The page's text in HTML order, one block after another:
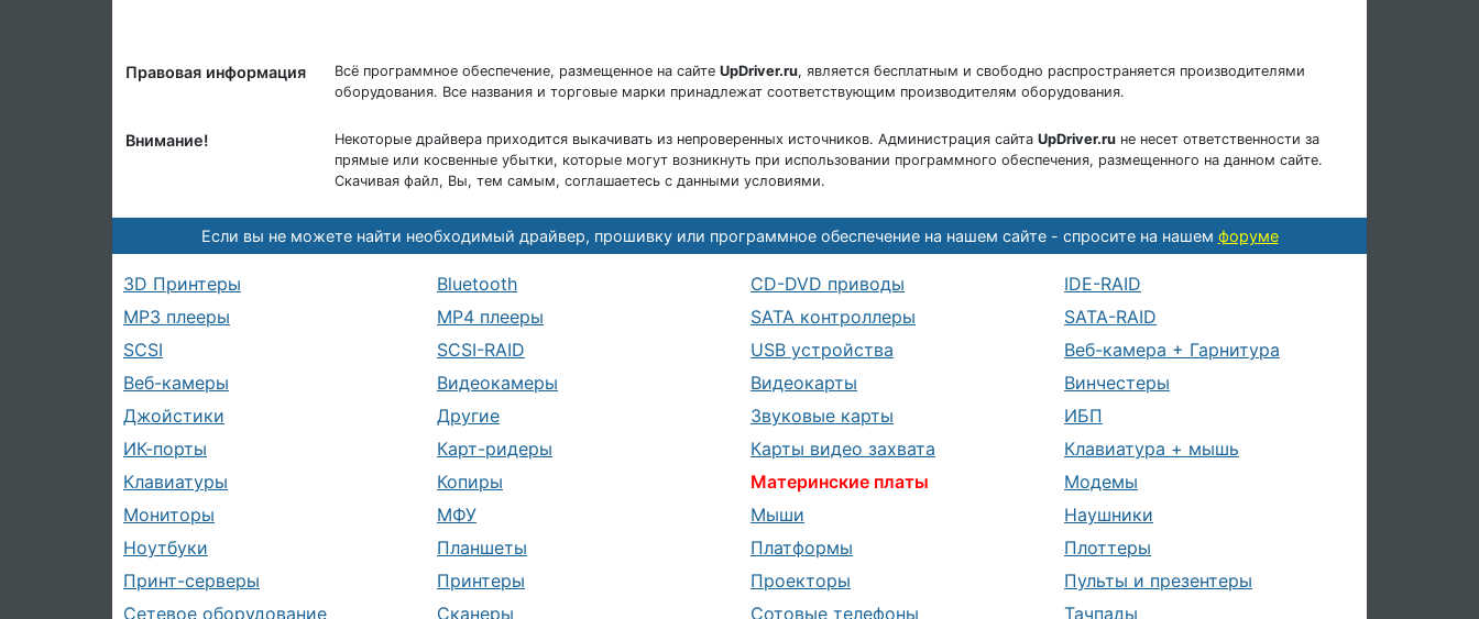
Правовая информация Всё программное обеспечение, размещенное на сайте UpDriver.ru, является бесплатным и свободно распространяется производителями
оборудования. Все названия и торговые марки принадлежат соответствующим производителям оборудования.
Внимание! Некоторые драйвера приходится выкачивать из непроверенных источников. Администрация сайта UpDriver.ru не несет ответственности за
прямые или косвенные убытки, которые могут возникнуть при использовании программного обеспечения, размещенного на данном сайте.
Скачивая файл, Вы, тем самым, соглашаетесь с данными условиями.
Если вы не можете найти необходимый драйвер, прошивку или программное обеспечение на нашем сайте - спросите на нашем форуме
3D Принтеры Bluetooth CD-DVD приводы
IDE-RAID
MP3 плееры
MP4 плееры SATA контроллеры
SATA-RAID
SCSI
SCSI-RAID USB устройства
Веб-камера + Гарнитура
Веб-камеры
Видеокамеры Видеокарты
Винчестеры
Джойстики
Другие Звуковые карты
ИБП
ИК-порты
Карт-ридеры Карты видео захвата
Клавиатура + мышь
Клавиатуры
Копиры Материнские платы
Модемы
Мониторы
МФУ Мыши
Наушники
Ноутбуки
Планшеты Платформы
Плоттеры
Принт-серверы
Принтеры Проекторы
Пульты и презентеры
Сетевое оборудование
Сканеры Сотовые телефоны Тачпады